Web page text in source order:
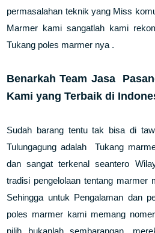
permasalahan teknik yang Miss
Marmer kami sangatlah kami
Tukang poles marmer nya .
Benarkah Team Jasa
Kami yang Terbaik di
Sudah barang tentu tak bisa di
Tulungagung adalah Tukang
dan sangat terkenal seantero
tradisi pengelolaan tentang marmer
Sehingga untuk Pengalaman dan
poles marmer kami memang